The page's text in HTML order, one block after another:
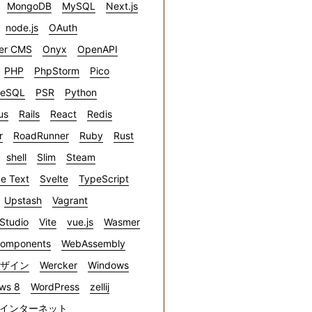
MongoDB MySQL
Next.js
node.js
OAuth
CMS
Onyx
OpenAPI
PHP
PhpStorm
Pico
PSR
Python
Rails React
Redis
RoadRunner Ruby
Rust
shell
Slim
Steam
Text
Svelte
TypeScript
Upstash
Vagrant
Vite vue.js
Wasmer
WebAssembly
イン
Wercker
Windows
8
WordPress
zellij
ンターネット